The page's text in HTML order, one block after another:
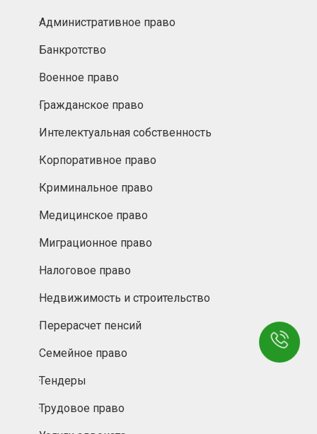
Административное право
Банкротство
Военное право
Гражданское право
Интелектуальная собственность
Корпоративное право
Криминальное право
Медицинское право
Миграционное право
Налоговое право
Недвижимость и строительство
Перерасчет пенсий
Семейное право
Тендеры
Трудовое право